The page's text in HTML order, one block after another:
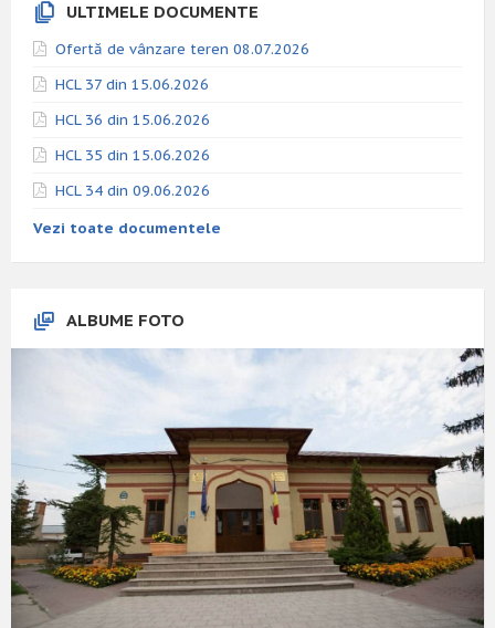
ULTIMELE DOCUMENTE
Ofertă de vânzare teren 08.07.2026
HCL 37 din 15.06.2026
HCL 36 din 15.06.2026
HCL 35 din 15.06.2026
HCL 34 din 09.06.2026
Vezi toate documentele
ALBUME FOTO